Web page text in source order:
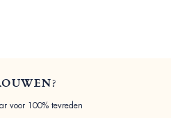
voor 100% tevreden